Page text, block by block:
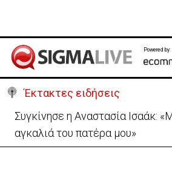
Powered by:
Έκτακτες ειδήσεις
Μεγάλο πακέτο όπλων από
-Κίνηση με μήνυμα προς Μόσχα;